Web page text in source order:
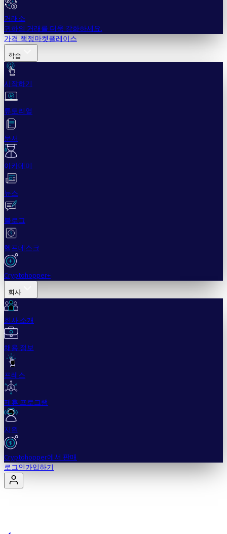
거래소
귀하의 거래를 더욱 강화하세요.
가격 책정 마켓플레이스
학습
시작하기
튜토리얼
문서
아카데미
뉴스
블로그
헬프데스크
Cryptohopper+
회사
회사 소개
채용 정보
프레스
제휴 프로그램
지원
Cryptohopper에서 판매
로그인 가입하기